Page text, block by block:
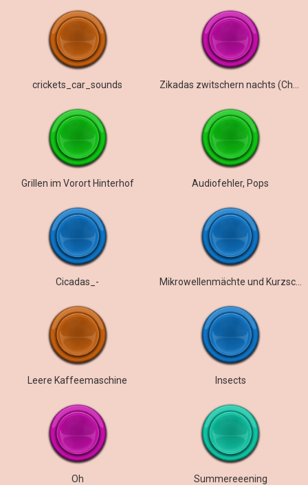
crickets_car_sounds
Grillen im Vorort Hinterhof Audiofehler, Pops
Cicadas_- Mikrowellenmächte und Kurzschlüsse
Leere Kaffeemaschine Insects
Oh Summereeening